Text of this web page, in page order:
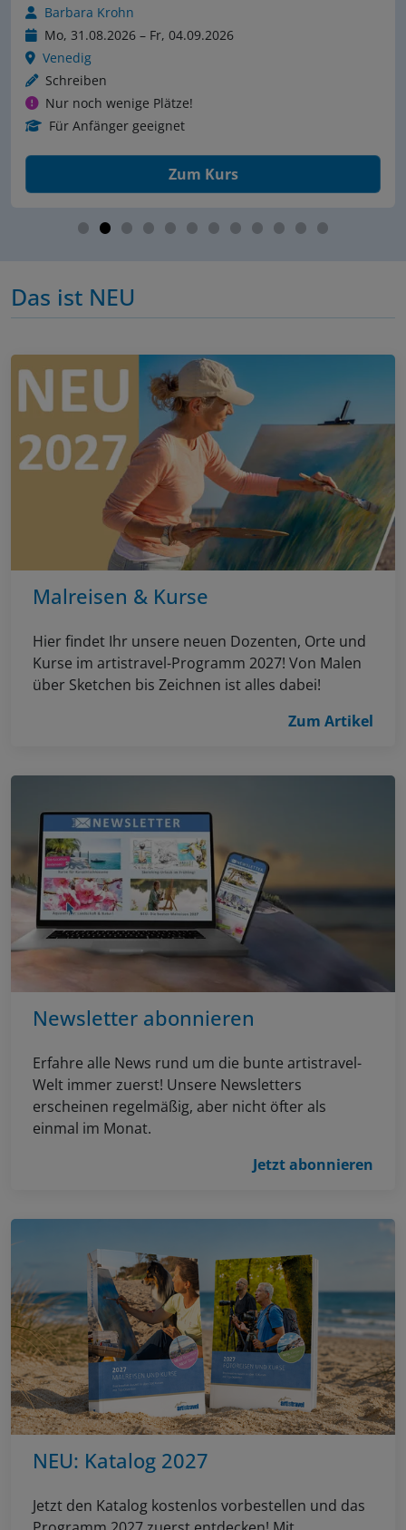
Barbara Krohn
Mo, 31.08.2026 – Fr, 04.09.2026
Venedig
Schreiben
Nur noch wenige Plätze!
Für Anfänger geeignet
Zum Kurs
Das ist NEU
Malreisen & Kurse
Hier findet Ihr unsere neuen Dozenten, Orte und
Kurse im artistravel-Programm 2027! Von Malen
über Sketchen bis Zeichnen ist alles dabei!
Zum Artikel
Newsletter abonnieren
Erfahre alle News rund um die bunte artistravel-
Welt immer zuerst! Unsere Newsletters
erscheinen regelmäßig, aber nicht öfter als
einmal im Monat.
Jetzt abonnieren
NEU: Katalog 2027
Jetzt den Katalog kostenlos vorbestellen und das